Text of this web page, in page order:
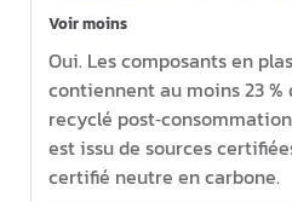
Voir moins
Oui. Les composants en
contiennent au moins 23
recyclé
est issu de sources
certifié neutre en carbone.